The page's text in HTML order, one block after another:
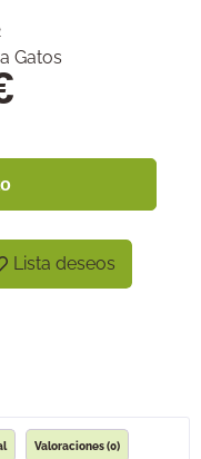
Gatos
Lista deseos
Valoraciones (0)